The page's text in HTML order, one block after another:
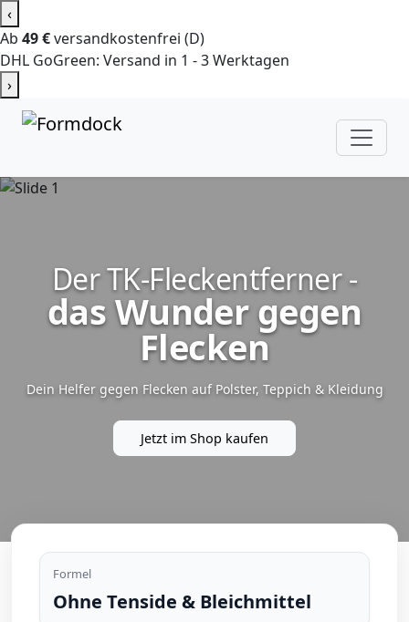
‹
Ab 49 €versandkostenfrei (D)
DHL GoGreen: Versand in 1 - 3 Werktagen
›
Der TK-Fleckentferner -
das Wunder gegen
Flecken
Dein Helfer gegen Flecken auf Polster, Teppich & Kleidung
Jetzt im Shop kaufen
Formel
Ohne Tenside & Bleichmittel